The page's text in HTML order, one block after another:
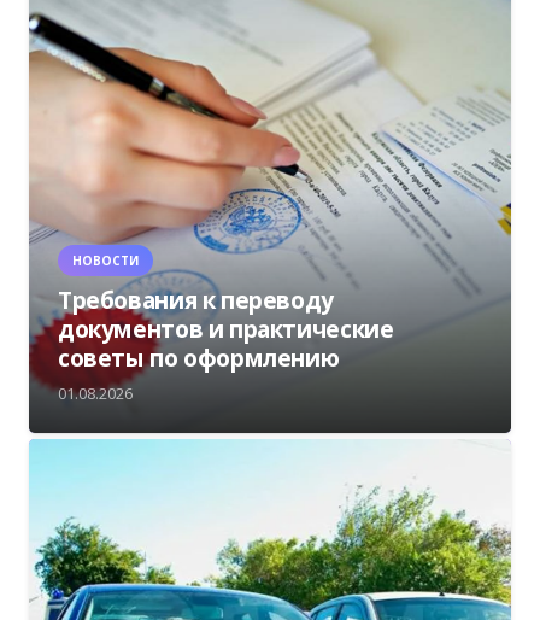
НОВОСТИ
Требования к переводу
документов и практические
советы по оформлению
01.08.2026